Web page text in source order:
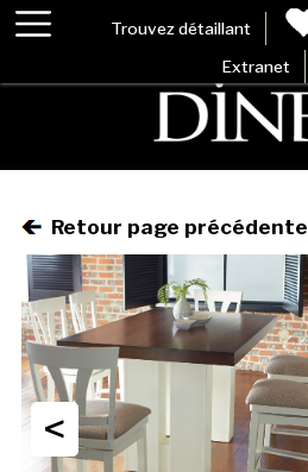
Trouvez détaillant
Extranet
Retour page précédente
<